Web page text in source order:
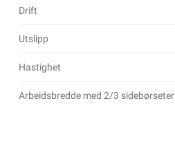
Drift
Utslipp
Hastighet
Arbeidsbredde med 2/3 sidebørseter